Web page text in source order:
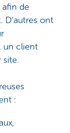
de
D’autres ont
un client
site.
: